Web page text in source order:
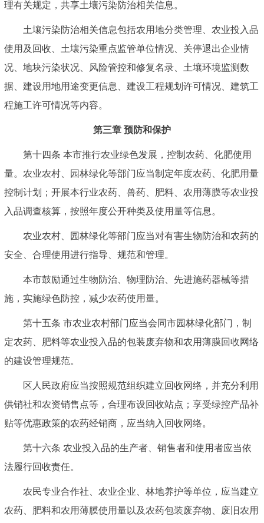
理有关规定，共享土壤污染防治相关信息。
土壤污染防治相关信息包括农用地分类管理、农业投入品
使用及回收、土壤污染重点监管单位情况、关停退出企业情
况、地块污染状况、风险管控和修复名录、土壤环境监测数
据、建设用地用途变更信息、建设工程规划许可情况、建筑工
程施工许可情况等内容。
第三章 预防和保护
第十四条 本市推行农业绿色发展，控制农药、化肥使用
量。农业农村、园林绿化等部门应当制定年度农药、化肥用量
控制计划；开展本行业农药、兽药、肥料、农用薄膜等农业投
入品调查核算，按照年度公开种类及使用量等信息。
农业农村、园林绿化等部门应当对有害生物防治和农药的
安全、合理使用进行指导、规范和管理。
本市鼓励通过生物防治、物理防治、先进施药器械等措
施，实施绿色防控，减少农药使用量。
第十五条 市农业农村部门应当会同市园林绿化部门，制
定农药、肥料等农业投入品的包装废弃物和农用薄膜回收网络
的建设管理规范。
区人民政府应当按照规范组织建立回收网络，并充分利用
供销社和农资销售点等，合理布设回收站点；享受绿控产品补
贴等优惠政策的农药经销商，应当纳入回收网络。
第十六条 农业投入品的生产者、销售者和使用者应当依
法履行回收责任。
农民专业合作社、农业企业、林地养护等单位，应当建立
农药、肥料和农用薄膜使用量以及农药包装废弃物、废旧农用